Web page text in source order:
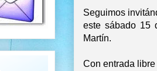
Seguimos
este sábado 15
Martín.
Con entrada